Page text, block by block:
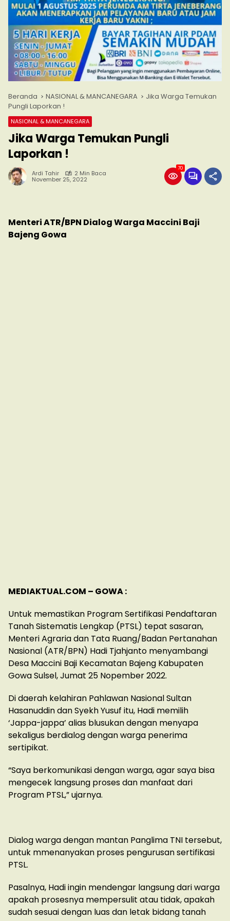
Beranda NASIONAL & MANCANEGARA
Jika Warga Temukan
Pungli Laporkan !
NASIONAL & MANCANEGARA
Jika Warga Temukan Pungli
Laporkan !
Ardi Tahir 2 Min Baca
November 25, 2022
70
Menteri ATR/BPN Dialog Warga Maccini Baji
Bajeng Gowa
MEDIAKTUAL.COM – GOWA :
Untuk memastikan Program Sertifikasi Pendaftaran
Tanah Sistematis Lengkap (PTSL) tepat sasaran,
Menteri Agraria dan Tata Ruang/Badan Pertanahan
Nasional (ATR/BPN) Hadi Tjahjanto menyambangi
Desa Maccini Baji Kecamatan Bajeng Kabupaten
Gowa Sulsel, Jumat 25 Nopember 2022.
Di daerah kelahiran Pahlawan Nasional Sultan
Hasanuddin dan Syekh Yusuf itu, Hadi memilih
‘Jappa-jappa’ alias blusukan dengan menyapa
sekaligus berdialog dengan warga penerima
sertipikat.
“Saya berkomunikasi dengan warga, agar saya bisa
mengecek langsung proses dan manfaat dari
Program PTSL,” ujarnya.
Dialog warga dengan mantan Panglima TNI tersebut,
untuk mmenanyakan proses pengurusan sertifikasi
PTSL.
Pasalnya, Hadi ingin mendengar langsung dari warga
apakah prosesnya mempersulit atau tidak, apakah
sudah sesuai dengan luas dan letak bidang tanah